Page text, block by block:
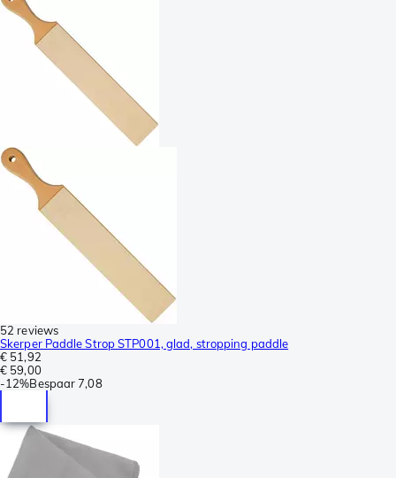
52 reviews
Skerper Paddle Strop STP001, glad, stropping paddle
€ 51,92
€ 59,00
-12%Bespaar 7,08